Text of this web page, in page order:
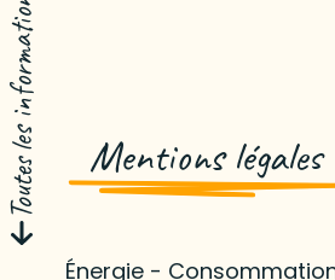
Mentions légales
Énergie -